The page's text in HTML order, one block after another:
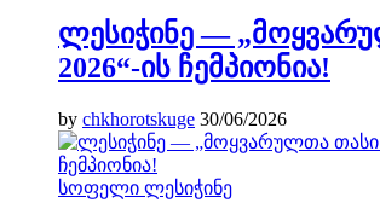
ლესიჭინე —
2026“-ის ჩემპიონია!
by chkhorotskuge 30/06/2026
სოფელი ლესიჭინე